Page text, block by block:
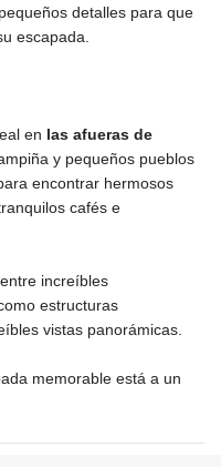
detalles para que
escapada.
en las afueras de
y pequeños pueblos
encontrar hermosos
cafés e
increíbles
estructuras
vistas panorámicas.
memorable está a un